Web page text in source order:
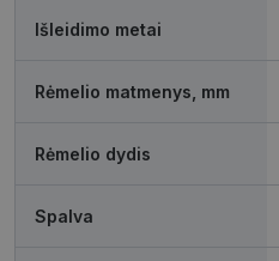
Išleidimo metai
Rėmelio matmenys, mm
Rėmelio dydis
Spalva
slapukai